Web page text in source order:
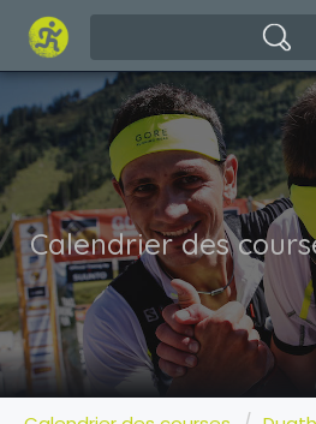
Calendrier des